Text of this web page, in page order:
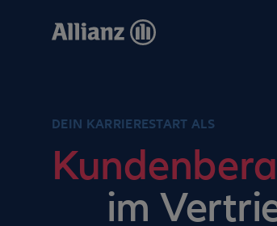
DEIN KARRIERESTART ALS
im